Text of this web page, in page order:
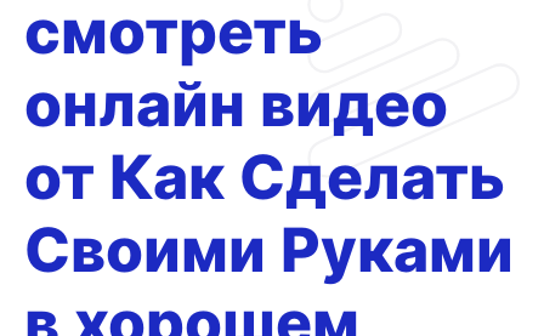
смотреть
онлайн видео
от Как Сделать
Своими Руками